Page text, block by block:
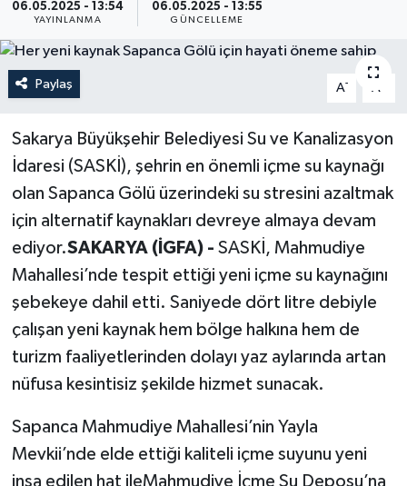
06.05.2025 - 13:54
YAYINLANMA
06.05.2025 - 13:55
GÜNCELLEME
Paylaş A- A
Sakarya Büyükşehir Belediyesi Su ve Kanalizasyon
İdaresi (SASKİ), şehrin en önemli içme su kaynağı
olan Sapanca Gölü üzerindeki su stresini azaltmak
için alternatif kaynakları devreye almaya devam
ediyor.SAKARYA (İGFA) - SASKİ, Mahmudiye
Mahallesi’nde tespit ettiği yeni içme su kaynağını
şebekeye dahil etti. Saniyede dört litre debiyle
çalışan yeni kaynak hem bölge halkına hem de
turizm faaliyetlerinden dolayı yaz aylarında artan
nüfusa kesintisiz şekilde hizmet sunacak.
Sapanca Mahmudiye Mahallesi’nin Yayla
Mevkii’nde elde ettiği kaliteli içme suyunu yeni
inşa edilen hat ileMahmudiye İçme Su Deposu’na